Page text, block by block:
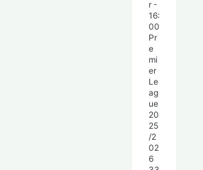
r -
16:
00
Pr
e
mi
er
Le
ag
ue
20
25
/2
02
6